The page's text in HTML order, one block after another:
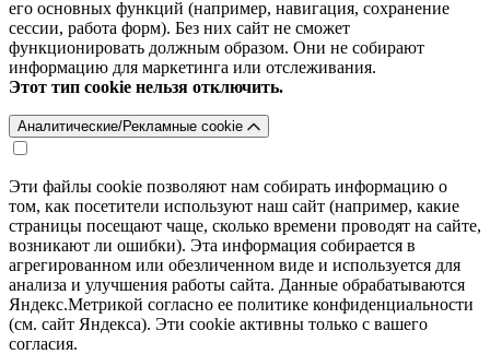
его основных функций (например, навигация, сохранение
сессии, работа форм). Без них сайт не сможет
функционировать должным образом. Они не собирают
информацию для маркетинга или отслеживания.
Этот тип cookie нельзя отключить.
Аналитические/Рекламные cookie
Эти файлы cookie позволяют нам собирать информацию о
том, как посетители используют наш сайт (например, какие
страницы посещают чаще, сколько времени проводят на сайте,
возникают ли ошибки). Эта информация собирается в
агрегированном или обезличенном виде и используется для
анализа и улучшения работы сайта. Данные обрабатываются
Яндекс.Метрикой согласно ее политике конфиденциальности
(см. сайт Яндекса). Эти cookie активны только с вашего
согласия.